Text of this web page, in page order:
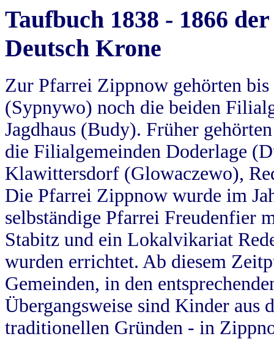
Taufbuch 1838 - 1866
Deutsch Krone
Zur Pfarrei Zippnow gehörten
(Sypnywo) noch die beiden
Jagdhaus (Budy). Früher
die Filialgemeinden Doderlage
Klawittersdorf (Glowaczewo),
Die Pfarrei Zippnow wurde im
selbständige Pfarrei Freudenfier
Stabitz und ein Lokalvikariat
wurden errichtet. Ab diesem
Gemeinden, in den
Übergangsweise sind Kinder aus
traditionellen Gründen - in